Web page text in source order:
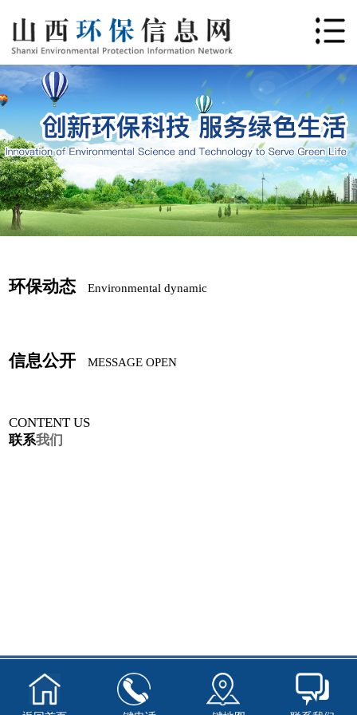
环保动态 Environmental dynamic
信息公开 MESSAGE OPEN
CONTENT US
联系我们